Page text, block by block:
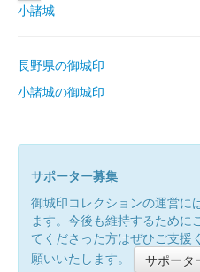
小諸城
長野県の御城印
小諸城の御城印
サポーター募集
御城印コレクションの運営に
ます。今後も維持するために
てくださった方はぜひご支援
願いいたします。
サポータ